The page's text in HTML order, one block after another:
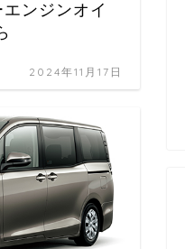
ンジンオイ
2024年11月17日